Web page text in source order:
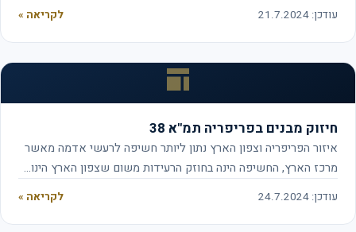
עודכן: 21.7.2024 לקריאה »
חיזוק מבנים בפריפריה תמ"א 38
איזור הפריפריה וצפון הארץ נתון ליותר חשיפה לרעשי אדמה מאשר
מרכז הארץ, החשיפה הינה בחוזק הרעידות משום שצפון הארץ הינו…
עודכן: 24.7.2024 לקריאה »